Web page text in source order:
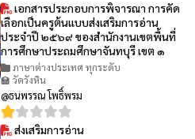
เอกสารประกอบการพิจารณา การคัด
เลือกเป็นครูต้นแบบส่งเสริมการอ่าน
ประจำปี ๒๕๖๙ ของสำนักงานเขตพื้นที่
การศึกษาประถมศึกษาจันทบุรี เขต ๑
ภาษาต่างประเทศ ทุกระดับ
🏫 วัดวังหิน
@ธนพรรณ โพธิ์พรม
ส่งเสริมการอ่าน